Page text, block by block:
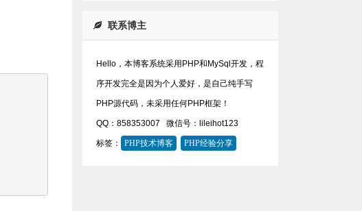
联系博主
Hello，本博客系统采用PHP和MySql开发，程
序开发完全是因为个人爱好，是自己纯手写
PHP源代码，未采用任何PHP框架！
QQ：858353007 微信号：lileihot123
标签： PHP技术博客 PHP经验分享